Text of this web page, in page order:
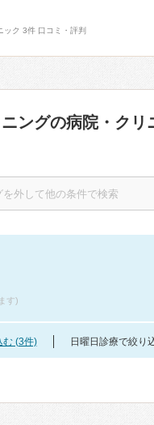
ック 3件 口コミ・評判
ングの病院・クリ
す)
む (3件) 日曜日診療で絞り